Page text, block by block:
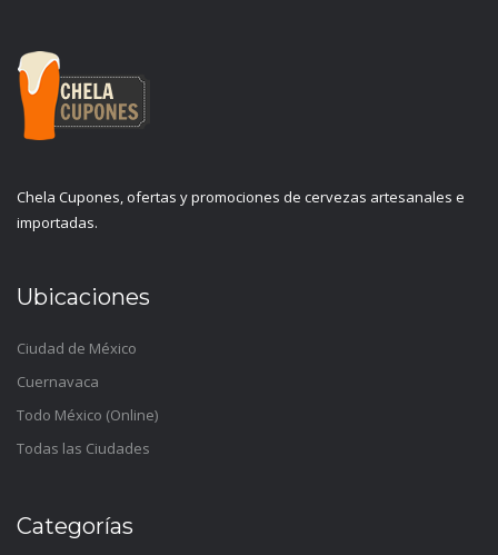
Chela Cupones, ofertas y promociones de cervezas artesanales e
importadas.
Ubicaciones
Ciudad de México
Cuernavaca
Todo México (Online)
Todas las Ciudades
Categorías